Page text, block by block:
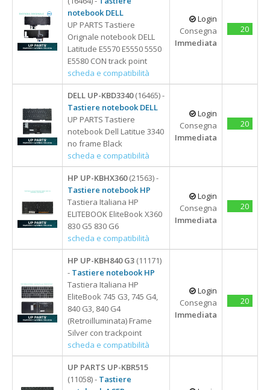
notebook DELL
UP PARTS Tastiere
Orignale notebook DELL
Latitude E5570 E5550 5550
E5580 CON track point
scheda e compatibilità
Login
Consegna
Immediata
20
DELL UP-KBD3340(16465) -
Tastiere notebook DELL
UP PARTS Tastiere
notebook Dell Latitue 3340
no frame Black
scheda e compatibilità
Login
Consegna
Immediata
20
HP UP-KBHX360(21563) -
Tastiere notebook HP
Tastiera Italiana HP
ELITEBOOK EliteBook X360
830 G5 830 G6
scheda e compatibilità
Login
Consegna
Immediata
20
HP UP-KBH840 G3 (11171)
- Tastiere notebook HP
Tastiera Italiana HP
EliteBook 745 G3, 745 G4,
840 G3, 840 G4
(Retroilluminata) Frame
Silver con trackpoint
scheda e compatibilità
Login
Consegna
Immediata
20
UP PARTS UP-KBR515
(11058) - Tastiere